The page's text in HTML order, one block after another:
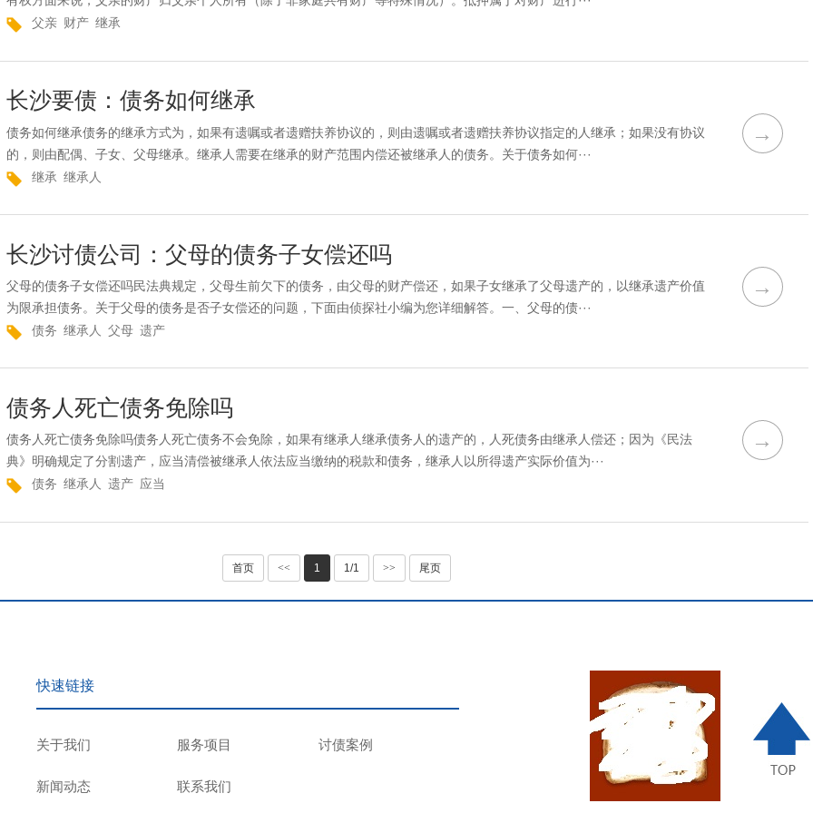
父亲 财产 继承
→
长沙要债：债务如何继承
债务如何继承债务的继承方式为，如果有遗嘱或者遗赠扶养协议的，则由遗嘱或者遗赠扶养协议指定的人继承；如果没有协议
的，则由配偶、子女、父母继承。继承人需要在继承的财产范围内偿还被继承人的债务。关于债务如何···
继承 继承人
→
长沙讨债公司：父母的债务子女偿还吗
父母的债务子女偿还吗民法典规定，父母生前欠下的债务，由父母的财产偿还，如果子女继承了父母遗产的，以继承遗产价值
为限承担债务。关于父母的债务是否子女偿还的问题，下面由侦探社小编为您详细解答。一、父母的债···
债务 继承人 父母 遗产
→
债务人死亡债务免除吗
债务人死亡债务免除吗债务人死亡债务不会免除，如果有继承人继承债务人的遗产的，人死债务由继承人偿还；因为《民法
典》明确规定了分割遗产，应当清偿被继承人依法应当缴纳的税款和债务，继承人以所得遗产实际价值为···
债务 继承人 遗产 应当
首页 << 1 1/1 >> 尾页
快速链接
关于我们 服务项目 讨债案例
新闻动态 联系我们